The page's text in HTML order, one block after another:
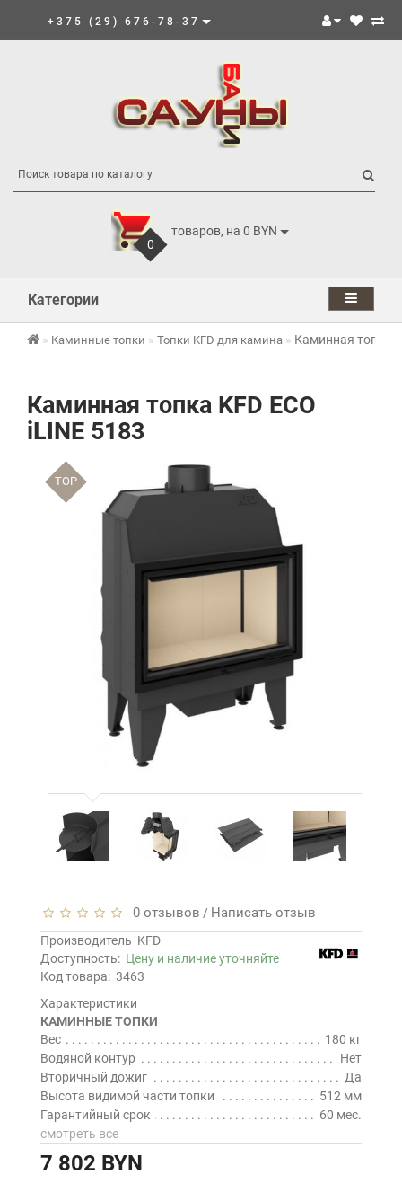
+375 (29) 676-78-37
0
товаров, на 0 BYN
Категории
Каминные топки Топки KFD для камина Каминная топка
Каминная топка KFD ECO
iLINE 5183
TOP
0 отзывов / Написать отзыв
Производитель KFD
Доступность: Цену и наличие уточняйте
Код товара: 3463
Характеристики
КАМИННЫЕ ТОПКИ
Вес
180 кг
Водяной контур
Нет
Вторичный дожиг
Да
Высота видимой части топки
512 мм
Гарантийный срок
60 мес.
смотреть все
7 802 BYN